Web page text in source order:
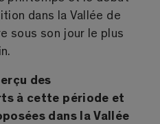
dans la Vallée de
sous son jour le plus
des
à cette période et
dans la Vallée